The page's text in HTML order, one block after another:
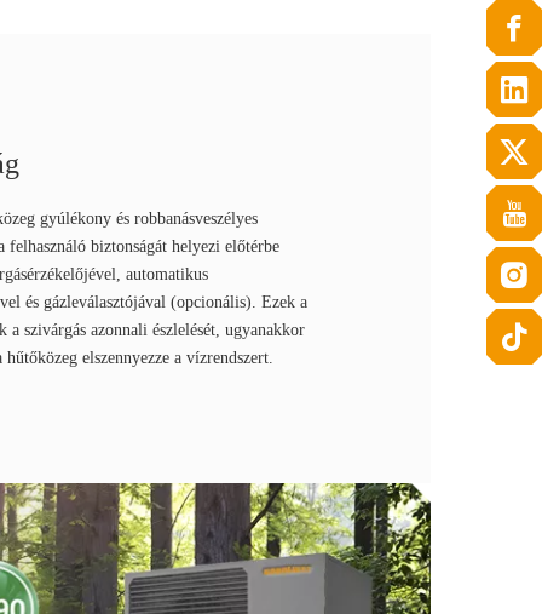
gyúlékony és robbanásveszélyes
felhasználó biztonságát helyezi előtérbe
automatikus
és gázleválasztójával (opcionális). Ezek a
szivárgás azonnali észlelését, ugyanakkor
elszennyezze a vízrendszert.